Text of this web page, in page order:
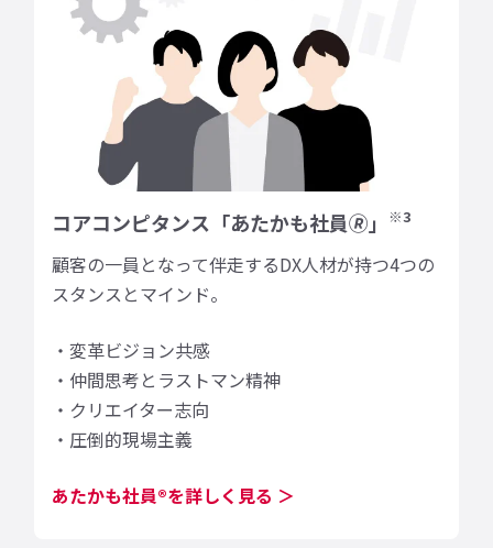
コアコンピタンス「あたかも社員🄬」 ※3
顧客の一員となって伴走するDX人材が持つ4つの
スタンスとマインド。
・変革ビジョン共感
・仲間思考とラストマン精神
・クリエイター志向
・圧倒的現場主義
あたかも社員®を詳しく見る ＞